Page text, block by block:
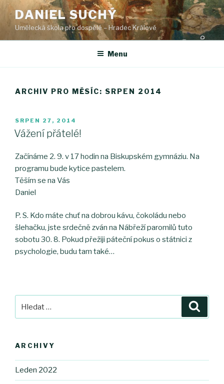
Přejít
obsahu
webu
DANIEL SUCHÝ
Umělecká škola pro dospělé – Hradec Králové
Menu
ARCHIV PRO MĚSÍC: SRPEN 2014
PUBLIKOVÁNO
SRPEN 27, 2014
Vážení přátelé!
Začínáme 2. 9. v 17 hodin na Biskupském gymnáziu. Na
programu bude kytice pastelem.
Těším se na Vás
Daniel
P. S. Kdo máte chuť na dobrou kávu, čokoládu nebo
šlehačku, jste srdečně zván na Nábřeží paromilů tuto
sobotu 30. 8. Pokud přežiji páteční pokus o státnici z
psychologie, budu tam také…
ARCHIVY
Leden 2022